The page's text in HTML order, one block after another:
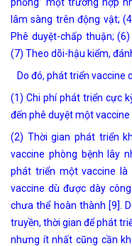
lâm sàng trên động vật;
Phê duyệt-chấp thuận;
(7) Theo dõi-hậu kiểm,
Do đó, phát triển vaccine
(1) Chi phí phát triển cực
đến phê duyệt một vaccine
(2) Thời gian phát triển
vaccine phòng bệnh lây
phát triển một vaccine
vaccine dù được dày
chưa thể hoàn thành [9].
truyền, thời gian để phát
nhưng ít nhất cũng cần